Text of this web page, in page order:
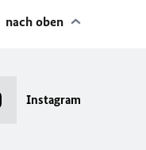
nach oben
Instagram